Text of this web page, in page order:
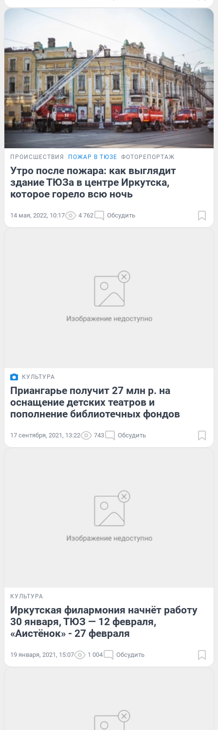
ПРОИСШЕСТВИЯ ПОЖАР В ТЮЗЕ ФОТОРЕПОРТАЖ
Утро после пожара: как выглядит
здание ТЮЗа в центре Иркутска,
которое горело всю ночь
14 мая, 2022, 10:17 4 762 Обсудить
КУЛЬТУРА
Приангарье получит 27 млн р. на
оснащение детских театров и
пополнение библиотечных фондов
17 сентября, 2021, 13:22 743 Обсудить
КУЛЬТУРА
Иркутская филармония начнёт работу
30 января, ТЮЗ — 12 февраля,
«Аистёнок» - 27 февраля
19 января, 2021, 15:07 1 004 Обсудить